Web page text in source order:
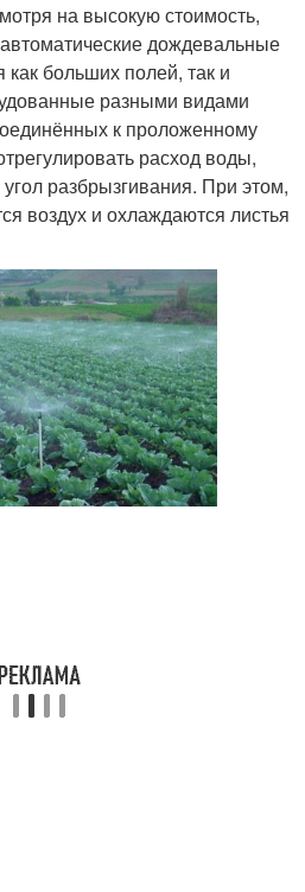
на высокую стоимость,
дождевальные
больших полей, так и
разными видами
к проложенному
расход воды,
разбрызгивания. При этом,
воздух и охлаждаются листья